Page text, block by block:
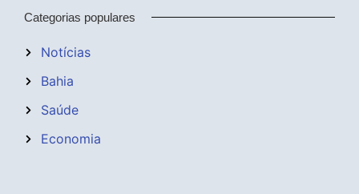
Categorias populares
Notícias
Bahia
Saúde
Economia